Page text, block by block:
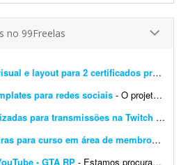
no 99Freelas
Criação de identidade visual e layout para 2 certificados profissionais
para redes sociais - O projeto consiste em: Dar continuidade a uma identidade visual já existente (logotipo, paleta e tipografia já estão prontos). Já possuem brand kit pronto e a demo da p...
para transmissões na Twitch
Criar banners e miniaturas para curso em área de membros
-
- GTA RP - Estamos procurando um(a) designer de thumbnails experiente e criativo(a) para fazer parte da nossa equipe! Buscamos alguém que já tenha experiência com conteúdo de games...